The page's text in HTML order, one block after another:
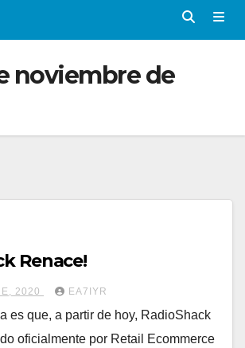
noviembre de
Renace!
2020 EA7IYR
es que, a partir de hoy, RadioShack
oficialmente por Retail Ecommerce